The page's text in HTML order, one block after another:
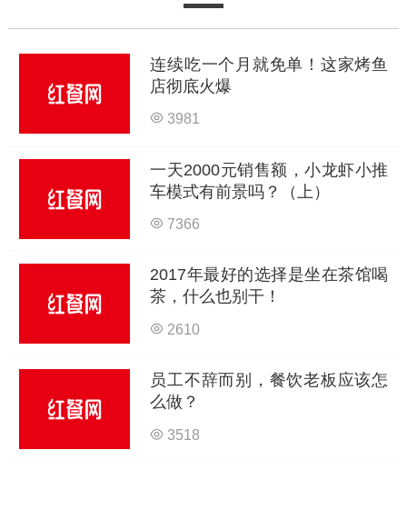
连续吃一个月就免单！这家烤鱼
店彻底火爆
3981
一天2000元销售额，小龙虾小推
车模式有前景吗？（上）
7366
2017年最好的选择是坐在茶馆喝
茶，什么也别干！
2610
员工不辞而别，餐饮老板应该怎
么做？
3518